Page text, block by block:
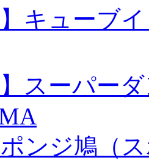
】キューブ
】スーパ
ンジ鳩（